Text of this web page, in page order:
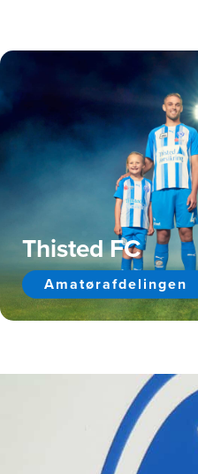
Thisted FC
Amatørafdelingen